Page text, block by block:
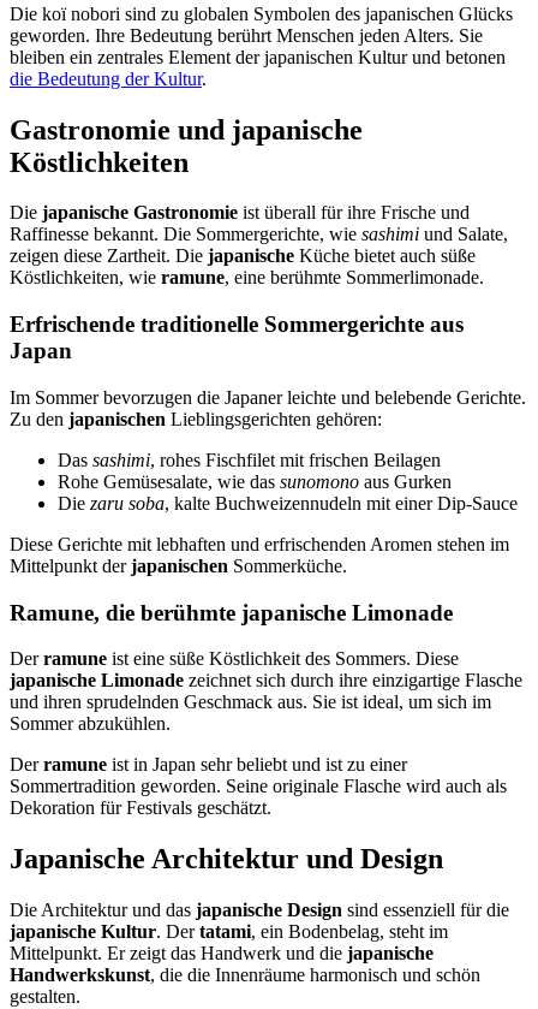
Die koï nobori sind zu globalen Symbolen des japanischen Glücks
geworden. Ihre Bedeutung berührt Menschen jeden Alters. Sie
bleiben ein zentrales Element der japanischen Kultur und betonen
die Bedeutung der Kultur.
Gastronomie und japanische
Köstlichkeiten
Die japanische Gastronomie ist überall für ihre Frische und
Raffinesse bekannt. Die Sommergerichte, wie sashimi und Salate,
zeigen diese Zartheit. Die japanische Küche bietet auch süße
Köstlichkeiten, wie ramune, eine berühmte Sommerlimonade.
Erfrischende traditionelle Sommergerichte aus
Japan
Im Sommer bevorzugen die Japaner leichte und belebende Gerichte.
Zu den japanischen Lieblingsgerichten gehören:
Das sashimi, rohes Fischfilet mit frischen Beilagen
Rohe Gemüsesalate, wie das sunomono aus Gurken
Die zaru soba, kalte Buchweizennudeln mit einer Dip-Sauce
Diese Gerichte mit lebhaften und erfrischenden Aromen stehen im
Mittelpunkt derjapanischen Sommerküche.
Ramune, die berühmte japanische Limonade
Derramune ist eine süße Köstlichkeit des Sommers. Diese
japanische Limonade zeichnet sich durch ihre einzigartige Flasche
und ihren sprudelnden Geschmack aus. Sie ist ideal, um sich im
Sommer abzukühlen.
Derramune ist in Japan sehr beliebt und ist zu einer
Sommertradition geworden. Seine originale Flasche wird auch als
Dekoration für Festivals geschätzt.
Japanische Architektur und Design
Die Architektur und das japanische Design sind essenziell für die
japanische Kultur. Dertatami, ein Bodenbelag, steht im
Mittelpunkt. Er zeigt das Handwerk und die japanische
Handwerkskunst, die die Innenräume harmonisch und schön
gestalten.